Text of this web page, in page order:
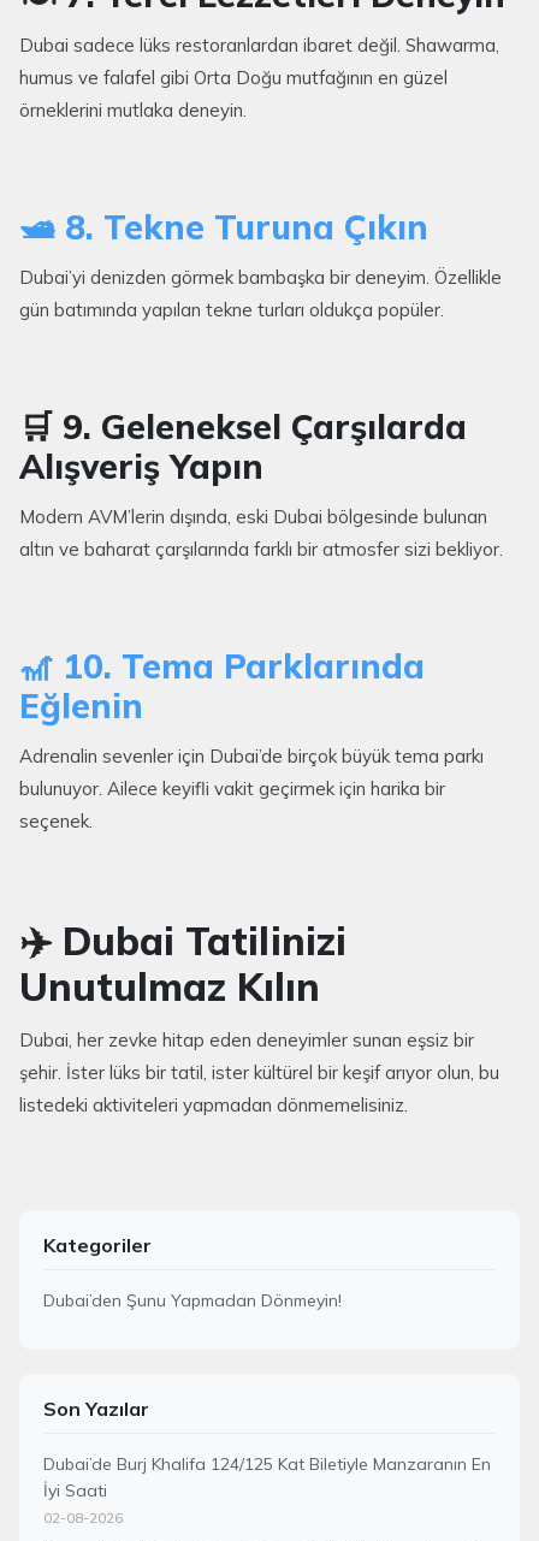
Dubai sadece lüks restoranlardan ibaret değil. Shawarma,
humus ve falafel gibi Orta Doğu mutfağının en güzel
örneklerini mutlaka deneyin.
🛥️ 8. Tekne Turuna Çıkın
Dubai’yi denizden görmek bambaşka bir deneyim. Özellikle
gün batımında yapılan tekne turları oldukça popüler.
🛒 9. Geleneksel Çarşılarda
Alışveriş Yapın
Modern AVM’lerin dışında, eski Dubai bölgesinde bulunan
altın ve baharat çarşılarında farklı bir atmosfer sizi bekliyor.
🎢 10. Tema Parklarında
Eğlenin
Adrenalin sevenler için Dubai’de birçok büyük tema parkı
bulunuyor. Ailece keyifli vakit geçirmek için harika bir
seçenek.
✈️ Dubai Tatilinizi
Unutulmaz Kılın
Dubai, her zevke hitap eden deneyimler sunan eşsiz bir
şehir. İster lüks bir tatil, ister kültürel bir keşif arıyor olun, bu
listedeki aktiviteleri yapmadan dönmemelisiniz.
Kategoriler
Dubai’den Şunu Yapmadan Dönmeyin!
Son Yazılar
Dubai’de Burj Khalifa 124/125 Kat Biletiyle Manzaranın En
İyi Saati
02-08-2026